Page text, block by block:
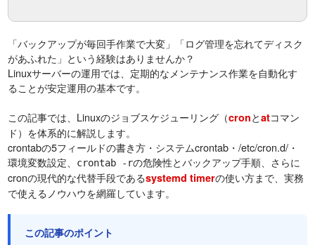
「バックアップが毎回手作業で大変」「ログ管理を忘れてディスク
があふれた」という経験はありませんか？
Linuxサーバーの運用では、定期的なメンテナンス作業を自動化す
ることが安定運用の基本です。
この記事では、Linuxのジョブスケジューリング（cronとatコマン
ド）を体系的に解説します。
crontabの5フィールドの書き方・システムcrontab・/etc/cron.d/・
環境変数設定、
crontab -rの危険性とバックアップ手順、さらに
cronの現代的な代替手段であるsystemd timerの使い方まで、実務
で使えるノウハウを網羅しています。
この記事のポイント